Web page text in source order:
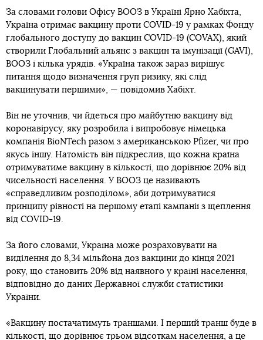
За словами голови Офісу ВООЗ в Україні Ярно Хабіхта,
Україна отримає вакцину проти COVID-19 у рамках Фонду
глобального доступу до вакцин COVID-19 (COVAX), який
створили Глобальний альянс з вакцин та імунізації (GAVI),
ВООЗ і кілька урядів. «Україна також зараз вирішує
питання щодо визначення груп ризику, які слід
вакцинувати першими», — повідомив Хабіхт.
Він не уточнив, чи йдеться про майбутню вакцину від
коронавірусу, яку розробила і випробовує німецька
компанія BioNTech разом з американською Pfizer, чи про
якусь іншу. Натомість він підкреслив, що кожна країна
отримуватиме вакцину в кількості, що дорівнює 20% від
чисельності населення. У ВООЗ це називають
«справедливим розподілом», аби дотримуватися
принципу рівності на першому етапі кампанії з щеплення
від COVID-19.
За його словами, Україна може розраховувати на
виділення до 8,34 мільйона доз вакцини до кінця 2021
року, що становить 20% від наявного у країні населення,
відповідно до даних Державної служби статистики
України.
«Вакцину постачатимуть траншами. І перший транш буде в
кількості, що дорівнює трьом відсоткам населення, а це